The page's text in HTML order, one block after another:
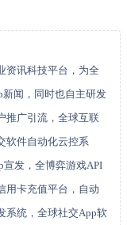
资讯科技平台，为全
闻，同时也自主研发
推广引流，全球互联
软件自动化云控系
发，全博弈游戏API
用卡充值平台，自动
系统，全球社交App软